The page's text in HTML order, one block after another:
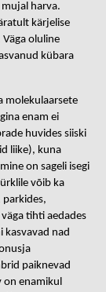
harva.
kärjelise
oluline
kübara
molekulaarsete
enam ei
huvides siiski
liike), kuna
on sageli isegi
võib ka
tihti aedades
kasvavad nad
paiknevad
on enamikul